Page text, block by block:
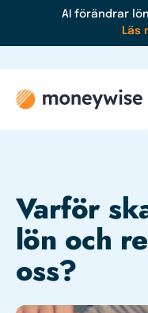
AI förändrar
Läs
Varför
lön och
oss?